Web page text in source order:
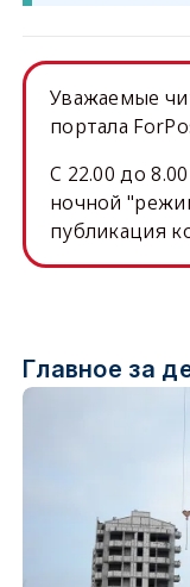
Уважаемые
портала
C 22.00 до
ночной
публикация
Главное за